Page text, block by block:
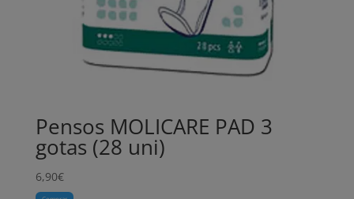
Pensos MOLICARE PAD 3
gotas (28 uni)
6,90€